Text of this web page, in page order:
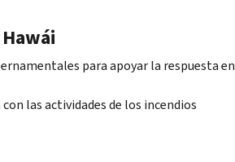
para apoyar la respuesta en
las actividades de los incendios